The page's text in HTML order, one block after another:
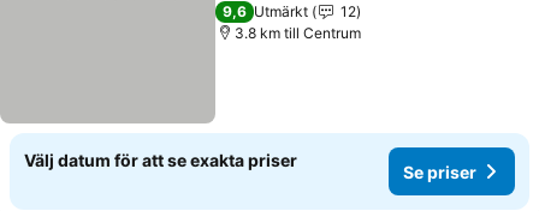
9,6 Utmärkt
12
3.8 km till Centrum
Välj datum för att se exakta priser
Se priser